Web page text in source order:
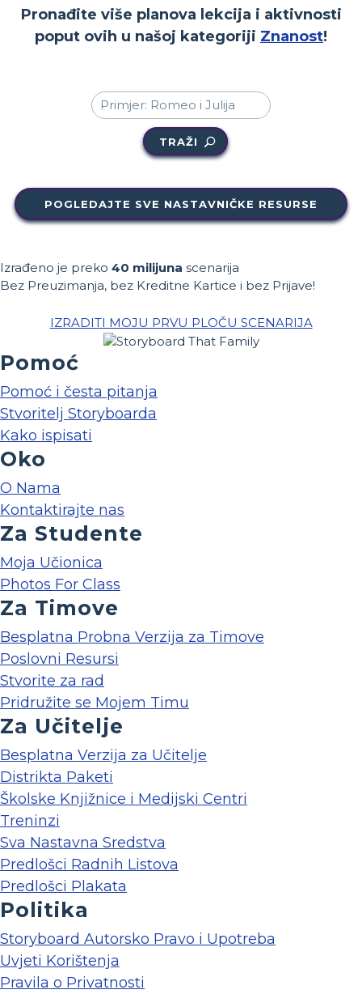
Pronađite više planova lekcija i aktivnosti
poput ovih u našoj kategoriji Znanost!
TRAŽI
POGLEDAJTE SVE NASTAVNIČKE RESURSE
Izrađeno je preko 40 milijuna scenarija
Bez Preuzimanja, bez Kreditne Kartice i bez Prijave!
IZRADITI MOJU PRVU PLOČU SCENARIJA
Pomoć
Pomoć i česta pitanja
Stvoritelj Storyboarda
Kako ispisati
Oko
O Nama
Kontaktirajte nas
Za Studente
Moja Učionica
Photos For Class
Za Timove
Besplatna Probna Verzija za Timove
Poslovni Resursi
Stvorite za rad
Pridružite se Mojem Timu
Za Učitelje
Besplatna Verzija za Učitelje
Distrikta Paketi
Školske Knjižnice i Medijski Centri
Treninzi
Sva Nastavna Sredstva
Predlošci Radnih Listova
Predlošci Plakata
Politika
Storyboard Autorsko Pravo i Upotreba
Uvjeti Korištenja
Pravila o Privatnosti